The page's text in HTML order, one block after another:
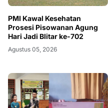
PMI Kawal Kesehatan
Prosesi Pisowanan Agung
Hari Jadi Blitar ke-702
Agustus 05, 2026